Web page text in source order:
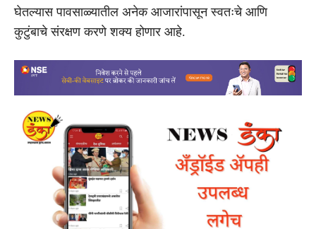
घेतल्यास पावसाळ्यातील अनेक आजारांपासून स्वतःचे आणि
कुटुंबाचे संरक्षण करणे शक्य होणार आहे.